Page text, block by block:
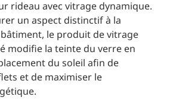
rideau avec vitrage dynamique.
un aspect distinctif à la
le produit de vitrage
modifie la teinte du verre en
du soleil afin de
et de maximiser le